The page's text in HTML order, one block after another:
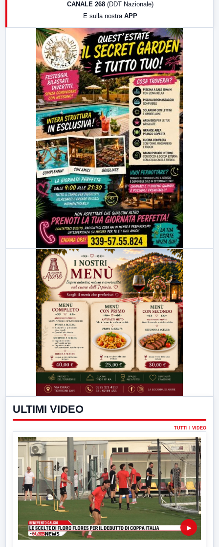
LabNews (replica)
CANALE 268 (DDT Nazionale)
E sulla nostra APP
ULTIMI VIDEO
TUTTI I VIDEO
▶